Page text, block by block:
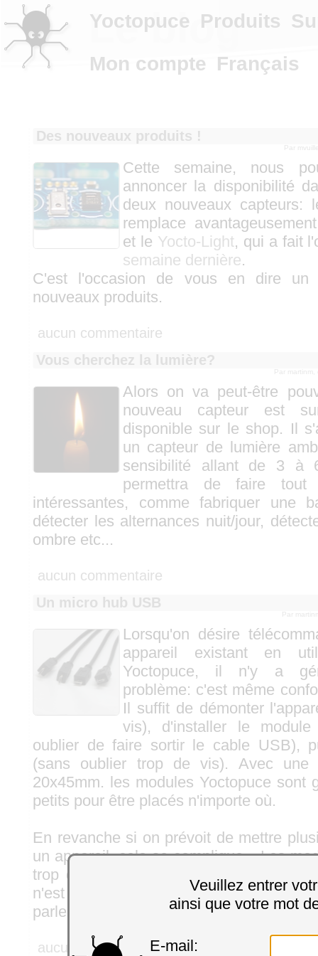
Veuillez entrer
ainsi que votre mot
E-mail:
Le blog
Des nouveaux produits !
Par
Cette semaine, nous
annoncer la disponibilité
deux nouveaux capteurs:
remplace
et le Yocto-Light, qui a fait
semaine dernière.
C'est l'occasion de vous en dire
nouveaux produits.
aucun commentaire
Vous cherchez la lumière?
Par
Alors on va peut-être
nouveau capteur est
disponible sur le shop. Il
un capteur de lumière
sensibilité allant de 3 à
permettra de faire
intéressantes, comme fabriquer une
détecter les alternances nuit/jour,
ombre etc...
aucun commentaire
Un micro hub USB
Par
Lorsqu'on désire
appareil existant en
Yoctopuce, il n'y a
problème: c'est même
Il suffit de démonter
vis), d'installer le
oublier de faire sortir le cable USB),
(sans oublier trop de vis). Avec une
20x45mm. les modules Yoctopuce sont
petits pour être placés n'importe où.
En revanche si on prévoit de mettre
un appareil, cela se complique... Les
trop de problèmes, mais faire entrer
n'est pas forcément possible si la
parler des câbles et des connecteurs.
aucun commentaire
Yoctopuce Produits
Mon compte Français